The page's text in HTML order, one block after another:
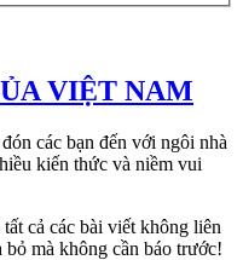
VIỆT NAM
các bạn đến với ngôi nhà
kiến thức và niềm vui
cả các bài viết không liên
mà không cần báo trước!